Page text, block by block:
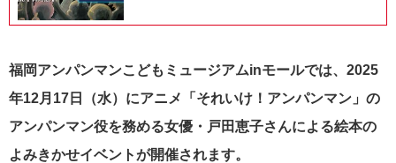
福岡アンパンマンこどもミュージアムinモールでは、2025
年12月17日（水）にアニメ「それいけ！アンパンマン」の
アンパンマン役を務める女優・戸田恵子さんによる絵本の
よみきかせイベントが開催されます。